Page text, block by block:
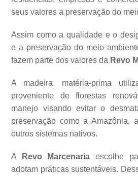
seus valores a preservação do
Assim como a qualidade e o
e a preservação do meio
fazem parte dos valores da Revo
A madeira, matéria-prima
proveniente de florestas
manejo visando evitar o
preservação como a Amazônia,
outros sistemas nativos.
A Revo Marcenaria escolhe
adotam práticas sustentáveis.